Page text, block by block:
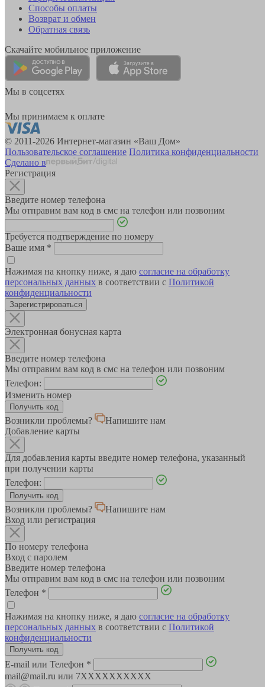
Способы оплаты
Возврат и обмен
Обратная связь
Скачайте мобильное приложение
Мы в соцсетях
Мы принимаем к оплате
© 2011-2026 Интернет-магазин «Ваш Дом»
Пользовательское соглашение Политика конфиденциальности
Сделано в
Регистрация
Введите номер телефона
Мы отправим вам код в смс на телефон или позвоним
Требуется подтверждение по номеру
Ваше имя *
Нажимая на кнопку ниже, я даю согласие на обработку
персональных данных в соответствии с Политикой
конфиденциальности
Зарегистрироваться
Электронная бонусная карта
Введите номер телефона
Мы отправим вам код в смс на телефон или позвоним
Телефон:
Изменить номер
Возникли проблемы?
Напишите нам
Добавление карты
Для добавления карты введите номер телефона, указанный
при получении карты
Телефон:
Возникли проблемы?
Напишите нам
Вход или регистрация
По номеру телефона
Вход с паролем
Введите номер телефона
Мы отправим вам код в смс на телефон или позвоним
Телефон *
Нажимая на кнопку ниже, я даю согласие на обработку
персональных данных в соответствии с Политикой
конфиденциальности
E-mail или Телефон *
mail@mail.ru или 7XXXXXXXXXX